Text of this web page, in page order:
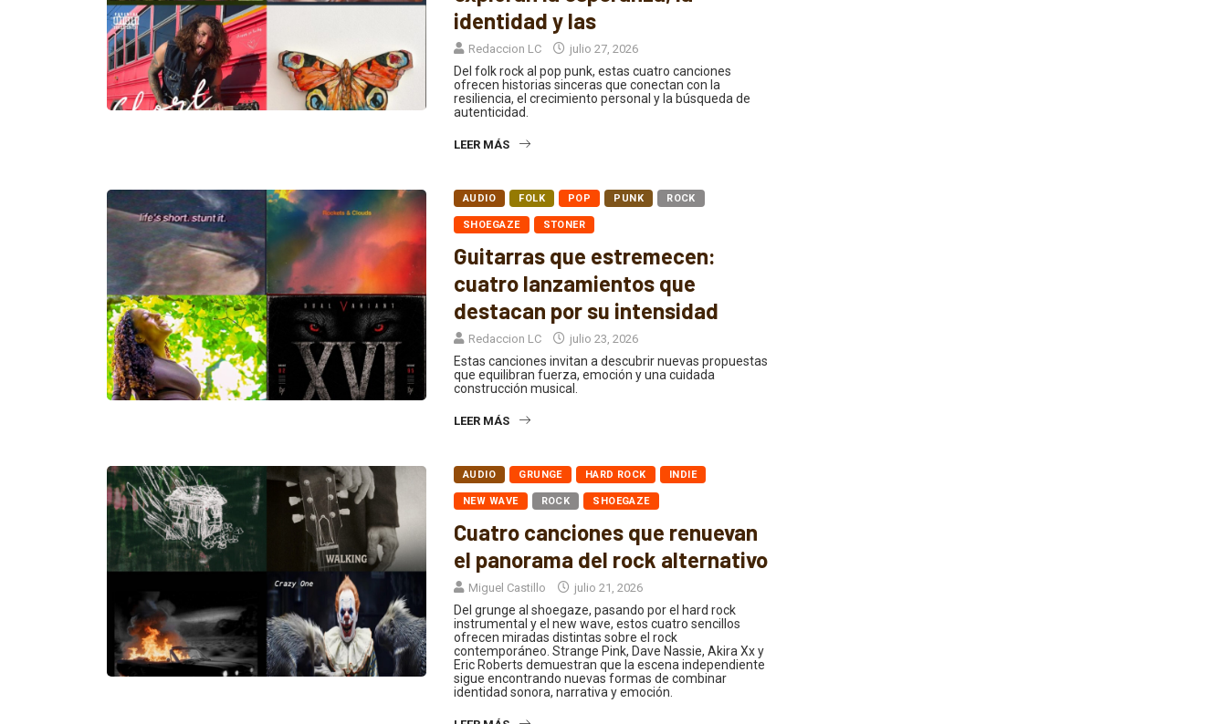
identidad y las
Redaccion LC julio 27, 2026
Del folk rock al pop punk, estas cuatro canciones
ofrecen historias sinceras que conectan con la
resiliencia, el crecimiento personal y la búsqueda de
autenticidad.
LEER MÁS
AUDIO FOLK POP PUNK ROCK
SHOEGAZE STONER
Guitarras que estremecen:
cuatro lanzamientos que
destacan por su intensidad
Redaccion LC julio 23, 2026
Estas canciones invitan a descubrir nuevas propuestas
que equilibran fuerza, emoción y una cuidada
construcción musical.
LEER MÁS
AUDIO GRUNGE HARD ROCK INDIE
NEW WAVE ROCK SHOEGAZE
Cuatro canciones que renuevan
el panorama del rock alternativo
Miguel Castillo julio 21, 2026
Del grunge al shoegaze, pasando por el hard rock
instrumental y el new wave, estos cuatro sencillos
ofrecen miradas distintas sobre el rock
contemporáneo. Strange Pink, Dave Nassie, Akira Xx y
Eric Roberts demuestran que la escena independiente
sigue encontrando nuevas formas de combinar
identidad sonora, narrativa y emoción.